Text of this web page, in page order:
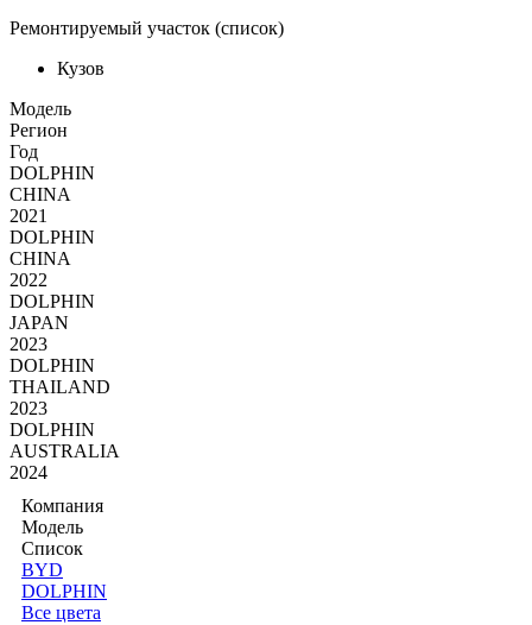
Ремонтируемый участок (список)
Кузов
Moдель
Регион
Год
DOLPHIN
CHINA
2021
DOLPHIN
CHINA
2022
DOLPHIN
JAPAN
2023
DOLPHIN
THAILAND
2023
DOLPHIN
AUSTRALIA
2024
Компания
Модель
Список
BYD
DOLPHIN
Все цвета